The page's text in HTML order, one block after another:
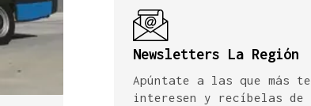
Newsletters La Región
Apúntate a las que más te
interesen y recíbelas de